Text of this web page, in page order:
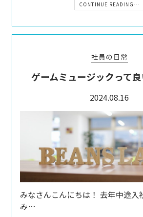
CONTINUE READING…
社員の日常
ゲームミュージックって
2024.08.16
みなさんこんにちは！ 去年中途入
み…